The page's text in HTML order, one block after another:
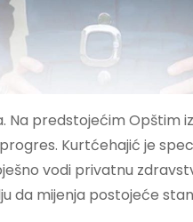
Na predstojećim Opštim
Kurtćehajić je
vodi privatnu
da mijenja postojeće